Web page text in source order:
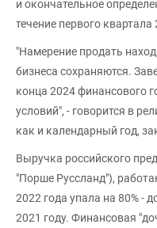
и окончательное
течение первого квартала
"Намерение продать
бизнеса сохраняются.
конца 2024 финансового
условий", - говорится в
как и календарный год,
Выручка российского
"Порше Руссланд"),
2022 года упала на 80% -
2021 году. Финансовая